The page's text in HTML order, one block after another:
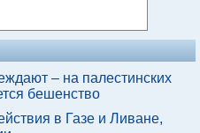
– на палестинских
бешенство
в Газе и Ливане,